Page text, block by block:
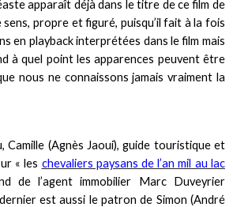
apparaît déjà dans le titre de ce film de
sens, propre et figuré, puisqu’il fait à la fois
en playback interprétées dans le film mais
à quel point les apparences peuvent être
nous ne connaissons jamais vraiment la
Camille (Agnès Jaoui), guide touristique et
« les chevaliers paysans de l’an mil au lac
de l’agent immobilier Marc Duveyrier
est aussi le patron de Simon (André